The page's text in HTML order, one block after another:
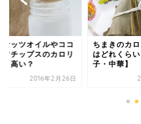
ナッツオイルやココ
ツチップスのカロリ
？高い？
2016年2月26日
ちまきのカ
はどれくら
子・中華】